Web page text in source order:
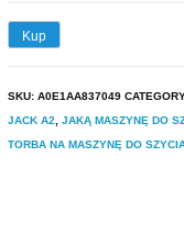
Kup
SKU: A0E1AA837049
JACK A2, JAKĄ MASZYNĘ DO
TORBA NA MASZYNĘ DO